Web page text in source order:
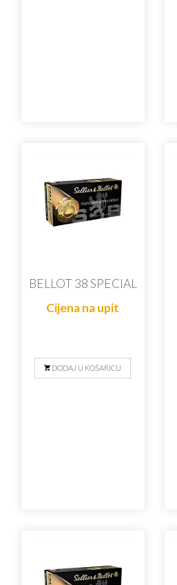
BELLOT 38 SPECIAL
Cijena na upit
DODAJ U KOŠARICU